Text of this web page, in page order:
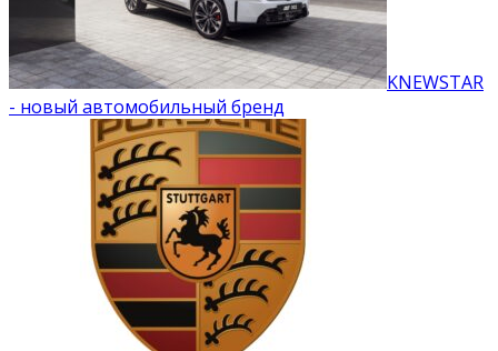
KNEWSTAR
- новый автомобильный бренд